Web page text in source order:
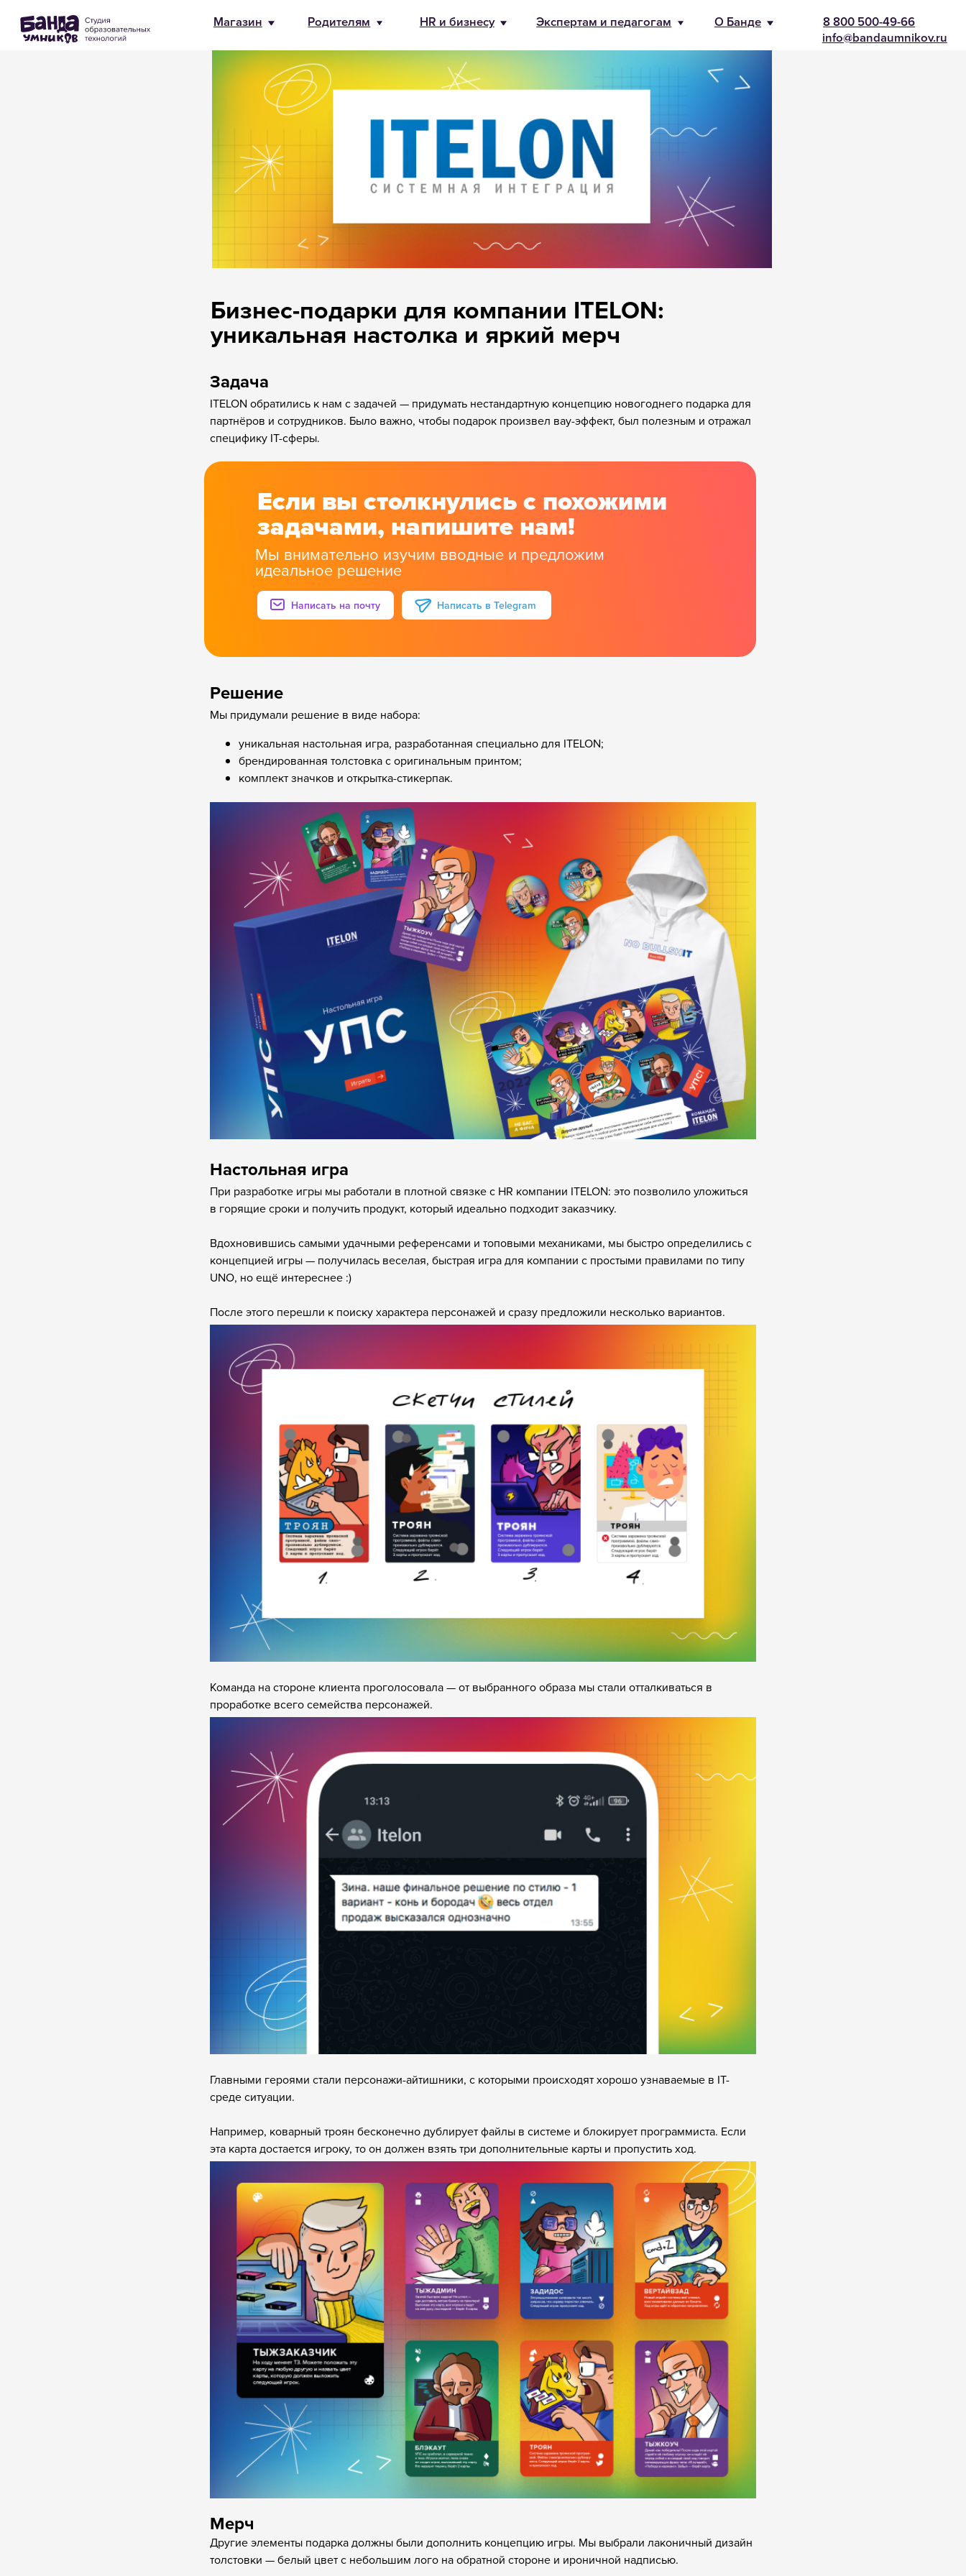
info@bandaumnikov.ru
Экспертам и педагогам О Банде
Родителям HR и бизнесу
Бизнес-подарки для компании ITELON:
уникальная настолка и яркий мерч
Задача
ITELON обратились к нам с задачей — придумать нестандартную концепцию новогоднего подарка для
партнёров и сотрудников. Было важно, чтобы подарок произвел вау-эффект, был полезным и отражал
специфику IT-сферы.
Если вы столкнулись с похожими
задачами, напишите нам!
Мы внимательно изучим вводные и предложим
идеальное решение
Написать в Telegram
Написать в Telegram
Написать на почту
Написать на почту
Решение
Мы придумали решение в виде набора:
уникальная настольная игра, разработанная специально для ITELON;
брендированная толстовка с оригинальным принтом;
комплект значков и открытка-стикерпак.
Настольная игра
При разработке игры мы работали в плотной связке с HR компании ITELON: это позволило уложиться
в горящие сроки и получить продукт, который идеально подходит заказчику.
Вдохновившись самыми удачными референсами и топовыми механиками, мы быстро определились с
концепцией игры — получилась веселая, быстрая игра для компании с простыми правилами по типу
UNO, но ещё интереснее :)
После этого перешли к поиску характера персонажей и сразу предложили несколько вариантов.
Команда на стороне клиента проголосовала — от выбранного образа мы стали отталкиваться в
проработке всего семейства персонажей.
Главными героями стали персонажи-айтишники, с которыми происходят хорошо узнаваемые в IT-
среде ситуации.
Например, коварный троян бесконечно дублирует файлы в системе и блокирует программиста. Если
эта карта достается игроку, то он должен взять три дополнительные карты и пропустить ход.
Мерч
Другие элементы подарка должны были дополнить концепцию игры. Мы выбрали лаконичный дизайн
толстовки — белый цвет с небольшим лого на обратной стороне и ироничной надписью.